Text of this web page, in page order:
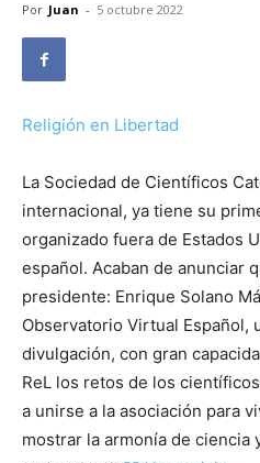
Por Juan - 5 octubre 2022
Religión en Libertad
La Sociedad de Científicos
internacional, ya tiene su
organizado fuera de Estados
español. Acaban de anunciar
presidente: Enrique Solano
Observatorio Virtual Español,
divulgación, con gran
ReL los retos de los
a unirse a la asociación para
mostrar la armonía de ciencia